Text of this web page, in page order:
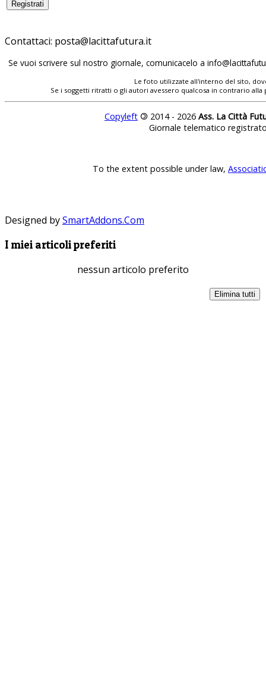
Contattaci:
Se vuoi scrivere sul nostro giornale, comunicacelo a
Le foto utilizzate all'interno del sito,
Se i soggetti ritratti o gli autori avessero qualcosa in contrario
Copyleft © 2014 - 2026 Ass. La Città
Giornale telematico
To the extent possible under law,
Designed bySmartAddons.Com
I miei articoli preferiti
nessun articolo preferito